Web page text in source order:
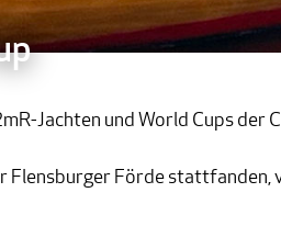
in Berlin – gemeinsam mit Christian
Jachten und World Cups der
Flensburger Förde